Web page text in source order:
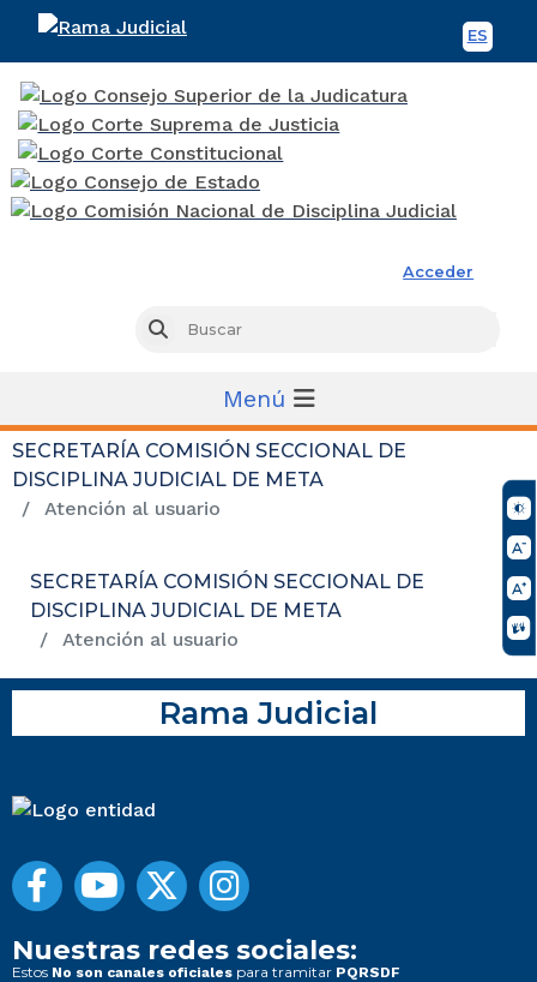
ES
Acceder
Buscar
Menú
SECRETARÍA COMISIÓN SECCIONAL DE
DISCIPLINA JUDICIAL DE META
Atención al usuario
SECRETARÍA COMISIÓN SECCIONAL DE
DISCIPLINA JUDICIAL DE META
Atención al usuario
Rama Judicial
Nuestras redes sociales:
Estos No son canales oficiales para tramitar PQRSDF